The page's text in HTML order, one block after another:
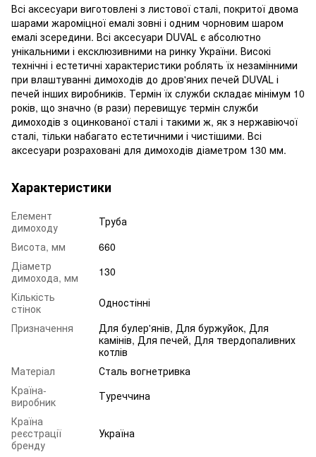
Всі аксесуари виготовлені з листової сталі, покритої двома
шарами жароміцної емалі зовні і одним чорновим шаром
емалі зсередини. Всі аксесуари DUVAL є абсолютно
унікальними і ексклюзивними на ринку України. Високі
технічні і естетичні характеристики роблять їх незамінними
при влаштуванні димоходів до дров'яних печей DUVAL і
печей інших виробників. Термін їх служби складає мінімум 10
років, що значно (в рази) перевищує термін служби
димоходів з оцинкованої сталі і такими ж, як з нержавіючої
сталі, тільки набагато естетичними і чистішими. Всі
аксесуари розраховані для димоходів діаметром 130 мм.
Характеристики
Елемент
димоходу
Труба
Висота, мм
660
Діаметр
димохода, мм
130
Кількість
стінок
Одностінні
Призначення
Для булер'янів, Для буржуйок, Для
камінів, Для печей, Для твердопаливних
котлів
Матеріал
Сталь вогнетривка
Країна-
виробник
Туреччина
Країна
реєстрації
бренду
Україна